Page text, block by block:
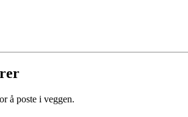
å poste i veggen.